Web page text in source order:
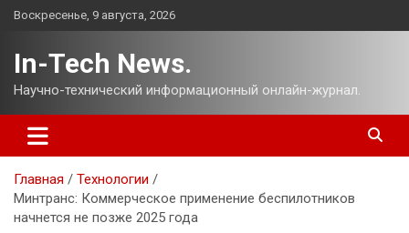
Перейти
Воскресенье, 9 августа, 2026
In-Tech News.
Научно-технический информационный онлайн-журнал.
Главная
Технологии
Минтранс: Коммерческое применение беспилотников
начнется не позже 2025 года